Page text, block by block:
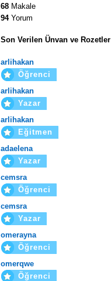
68 Makale
94Yorum
Son Verilen Ünvan ve Rozetler
arlihakan
Öğrenci
arlihakan
Yazar
arlihakan
Eğitmen
adaelena
Yazar
cemsra
Öğrenci
cemsra
Yazar
omerayna
Öğrenci
omerqwe
Öğrenci